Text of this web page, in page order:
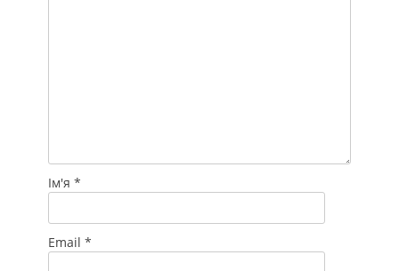
Ім'я *
Email *